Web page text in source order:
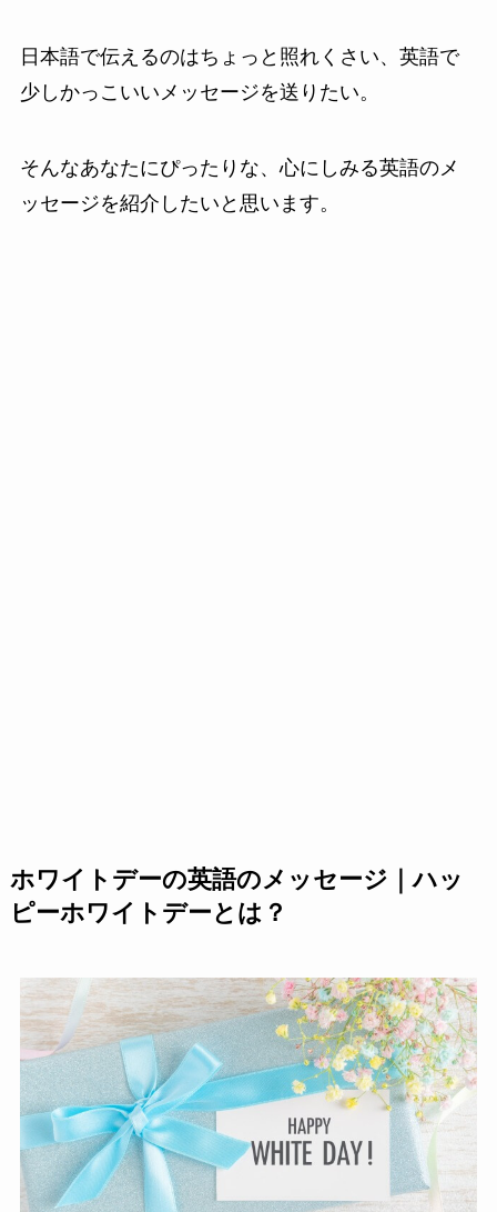
日本語で伝えるのはちょっと照れくさい、英語で
少しかっこいいメッセージを送りたい。
そんなあなたにぴったりな、心にしみる英語のメ
ッセージを紹介したいと思います。
ホワイトデーの英語のメッセージ｜ハッ
ピーホワイトデーとは？